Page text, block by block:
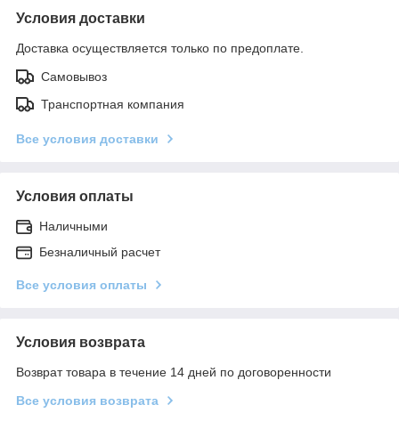
Условия доставки
Доставка осуществляется только по предоплате.
Самовывоз
Транспортная компания
Все условия доставки
Условия оплаты
Наличными
Безналичный расчет
Все условия оплаты
Условия возврата
Возврат товара в течение 14 дней по договоренности
Все условия возврата